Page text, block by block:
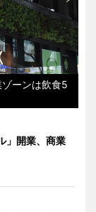
ーンは飲食5
」開業、商業